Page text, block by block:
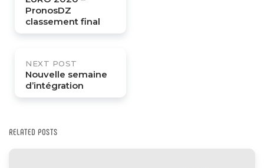
PronosDZ
classement final
NEXT POST
Nouvelle semaine
d’intégration
RELATED POSTS